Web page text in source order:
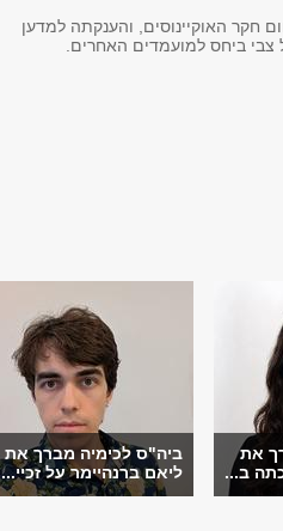
חקר האוקיינוסים, והענקתה למדען
צבי ביחס למועמדים האחרים.
את
ב...
ביה"ס לכימיה מברך את
ליאם ברנהיימר על זכיי...